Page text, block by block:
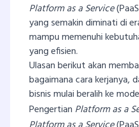
Platform as a Service
yang semakin diminati di
mampu memenuhi
yang efisien.
Ulasan berikut akan
bagaimana cara kerjanya,
bisnis mulai beralih ke
Pengertian Platform as a